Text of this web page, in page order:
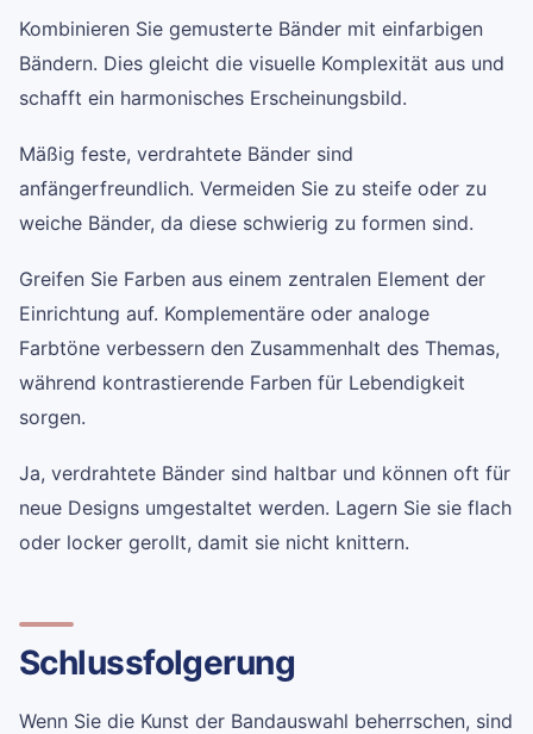
Kombinieren Sie gemusterte Bänder mit einfarbigen
Bändern. Dies gleicht die visuelle Komplexität aus und
schafft ein harmonisches Erscheinungsbild.
Mäßig feste, verdrahtete Bänder sind
anfängerfreundlich. Vermeiden Sie zu steife oder zu
weiche Bänder, da diese schwierig zu formen sind.
Greifen Sie Farben aus einem zentralen Element der
Einrichtung auf. Komplementäre oder analoge
Farbtöne verbessern den Zusammenhalt des Themas,
während kontrastierende Farben für Lebendigkeit
sorgen.
Ja, verdrahtete Bänder sind haltbar und können oft für
neue Designs umgestaltet werden. Lagern Sie sie flach
oder locker gerollt, damit sie nicht knittern.
Schlussfolgerung
Wenn Sie die Kunst der Bandauswahl beherrschen, sind